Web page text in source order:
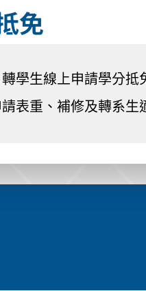
免
學生線上申請學分抵
表重、補修及轉系生